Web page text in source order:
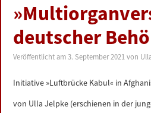
deutscher
Veröffentlicht am3. September 2021 von
Initiative »Luftbrücke Kabul« in
von Ulla Jelpke (erschienen in der